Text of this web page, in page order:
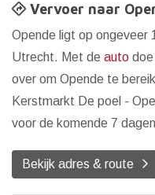
Vervoer naar
Opende ligt op ongeveer
Utrecht. Met de auto doe
over om Opende te
Kerstmarkt De poel -
voor de komende 7
Bekijk adres & route